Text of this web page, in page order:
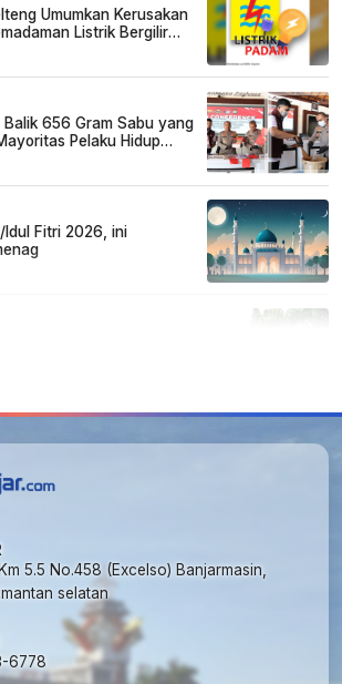
Umumkan Kerusakan
Listrik Bergilir
Balik 656 Gram Sabu yang
Pelaku Hidup
Idul Fitri 2026, ini
5.5 No.458 (Excelso) Banjarmasin,
selatan
6778